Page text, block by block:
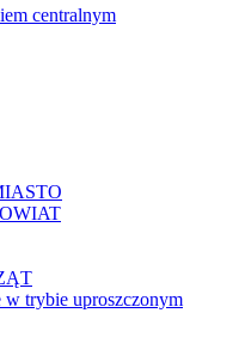
centralnym
w trybie uproszczonym